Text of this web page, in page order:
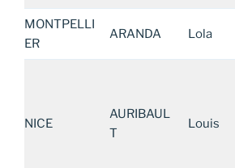
MONTPELLI
ER
ARANDA Lola
NICE
AURIBAUL
T
Louis